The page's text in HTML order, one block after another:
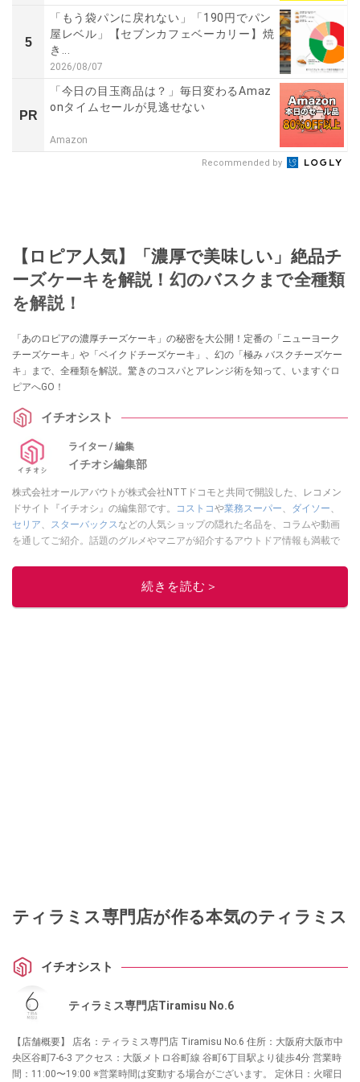
5
「もう袋パンに戻れない」「190円でパン
屋レベル」【セブンカフェベーカリー】焼
き...
2026/08/07
PR
「今日の目玉商品は？」毎日変わるAmaz
onタイムセールが見逃せない
Amazon
Recommended by
【ロピア人気】「濃厚で美味しい」絶品チ
ーズケーキを解説！幻のバスクまで全種類
を解説！
「あのロピアの濃厚チーズケーキ」の秘密を大公開！定番の「ニューヨーク
チーズケーキ」や「ベイクドチーズケーキ」、幻の「極み バスクチーズケー
キ」まで、全種類を解説。驚きのコスパとアレンジ術を知って、いますぐロ
ピアへGO！
イチオシスト
ライター / 編集
イチオシ編集部
株式会社オールアバウトが株式会社NTTドコモと共同で開設した、レコメン
ドサイト『イチオシ』の編集部です。
コストコや業務スーパー、 ダイソー、
セリア、 スターバックスなどの人気ショップの隠れた名品を、コラムや動画
を通してご紹介。話題のグルメやマニアが紹介するアウトドア情報も満載で
レビューしています。毎日トレンド情報をお届けしているので、ぜひ
してください！続きを読む＞
ティラミス専門店が作る本気のティラミス
イチオシスト
ティラミス専門店Tiramisu No.6
【店舗概要】 店名：ティラミス専門店 Tiramisu No.6 住所：大阪府大阪市中
央区谷町7-6-3 アクセス：大阪メトロ谷町線 谷町6丁目駅より徒歩4分 営業時
間：11:00〜19:00 ※営業時間は変動する場合がございます。 定休日：火曜日